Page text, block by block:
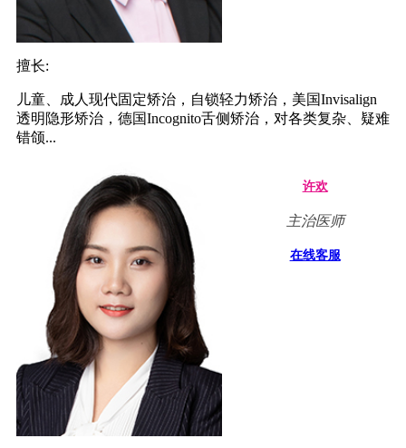
擅长:
儿童、成人现代固定矫治，自锁轻力矫治，美国Invisalign
透明隐形矫治，德国Incognito舌侧矫治，对各类复杂、疑难
错颌...
许欢
主治医师
在线客服